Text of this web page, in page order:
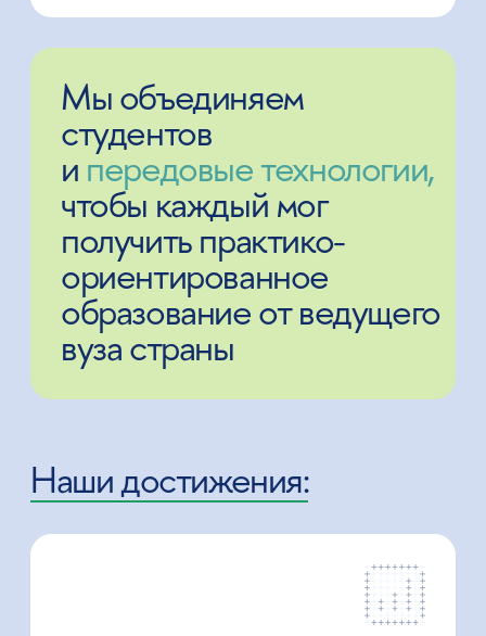
Победитель рейтинга Times Higher Education
(THE) Online Learning Rankings 2024 со
статусом Gold наряду с 10 мировыми вузами
46
онлайн-программ высшего образования
онлайн-курсов на русском
и английском языках
> 450